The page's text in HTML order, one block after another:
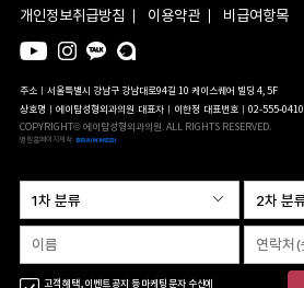
고객 혜택, 이벤트 공지 등 마케팅 문자 수신에
개인정보취급방침
이용약관 비급여항목
주소ㅣ서울특별시 강남구 강남대로94길 10 케이스퀘어 빌딩 4, 5F
상호명ㅣ에이탑성형외과의원 대표자ㅣ이한정 대표번호ㅣ02-555-0410
COPYRIGHT© 에이탑성형외과의원. ALL RIGHTS RESERVED.
병원홈페이지제작